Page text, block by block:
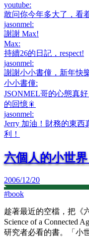
youtube:
敢问你今年多大了，看
jasonmel:
謝謝 Max!
Max:
持續26的日記，respect!
jasonmel:
謝謝小小書僮，新年快
小小書僮:
JSONMEL哥的心態真
的回憶🎇
jasonmel:
Jerry 加油！財務的東
利！
六個人的小世界
2006/12/20
#book
趁著最近的空檔，把《
Science of a Connected
研究者必看的書。「小